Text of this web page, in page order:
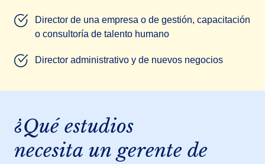
Director de una empresa o de gestión, capacitación
o consultoría de talento humano
Director administrativo y de nuevos negocios
¿Qué estudios
necesita un gerente de